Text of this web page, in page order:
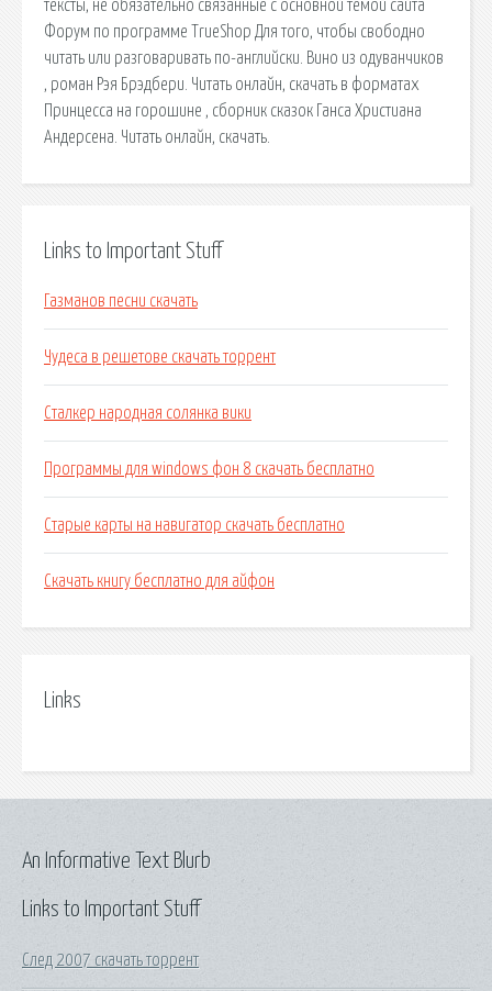
тексты, не обязательно связанные с основной темой сайта
Форум по программе TrueShop Для того, чтобы свободно
читать или разговаривать по-английски. Вино из одуванчиков
, роман Рэя Брэдбери. Читать онлайн, скачать в форматах
Принцесса на горошине , сборник сказок Ганса Христиана
Андерсена. Читать онлайн, скачать.
Links to Important Stuff
Газманов песни скачать
Чудеса в решетове скачать торрент
Сталкер народная солянка вики
Программы для windows фон 8 скачать бесплатно
Старые карты на навигатор скачать бесплатно
Скачать книгу бесплатно для айфон
Links
Links to Important Stuff
След 2007 скачать торрент
An Informative Text Blurb